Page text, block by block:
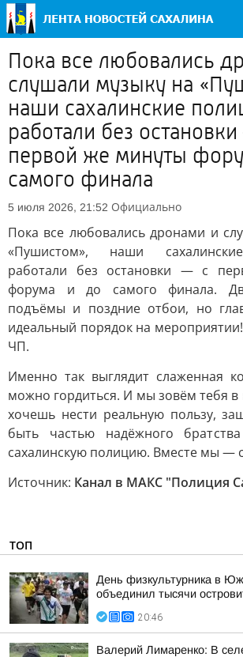
Пока все любовались
слушали музыку на
наши сахалинские
работали без
первой же минуты
самого финала
5 июля 2026, 21:52 Официально
Пока все любовались дронами и
«Пушистом», наши
работали без остановки — с
форума и до самого финала.
подъёмы и поздние отбои, но
идеальный порядок на
ЧП.
Именно так выглядит слаженная
можно гордиться. И мы зовём тебя
хочешь нести реальную пользу,
быть частью надёжного
сахалинскую полицию. Вместе мы —
Источник: Канал в МАКС "Полиция
ТОП
День физкультурника в
объединил тысячи
20:46
Валерий Лимаренко: В